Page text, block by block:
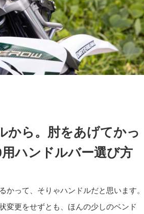
から。肘をあげてかっ
ハンドルバー選び方
って、そりゃハンドルだと思います。
変更をせずとも、ほんの少しのベンド